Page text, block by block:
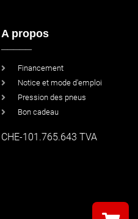
A propos
Financement
Notice et mode d'emploi
Pression des pneus
Bon cadeau
CHE-101.765.643 TVA